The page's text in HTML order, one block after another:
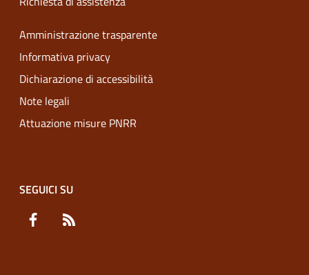
Amministrazione trasparente
Informativa privacy
Dichiarazione di accessibilità
Note legali
Attuazione misure PNRR
SEGUICI SU
Facebook